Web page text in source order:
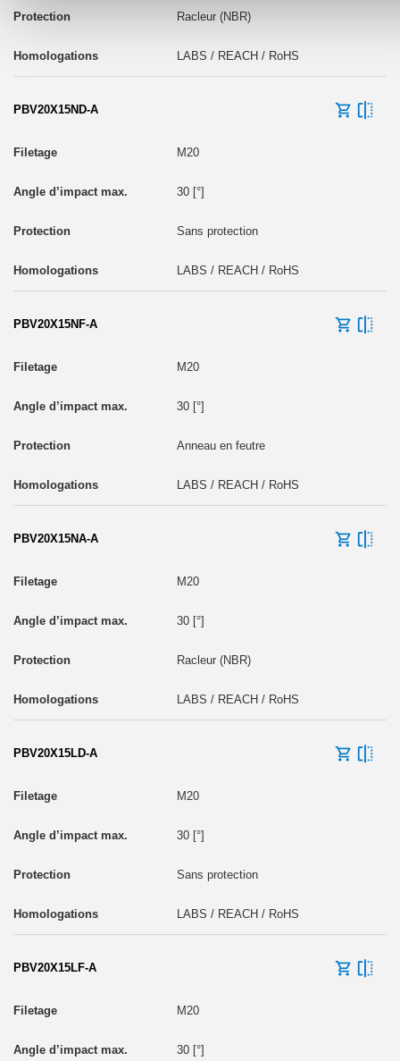
Racleur (NBR)
LABS / REACH / RoHS
PBV20X15ND-A
M20
30 [°]
Sans protection
LABS / REACH / RoHS
PBV20X15NF-A
M20
30 [°]
Anneau en feutre
LABS / REACH / RoHS
PBV20X15NA-A
M20
30 [°]
Racleur (NBR)
LABS / REACH / RoHS
PBV20X15LD-A
M20
30 [°]
Sans protection
LABS / REACH / RoHS
PBV20X15LF-A
M20
30 [°]